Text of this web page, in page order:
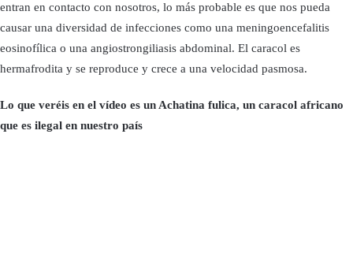
entran en contacto con nosotros, lo más probable es que nos pueda
causar una diversidad de infecciones como una meningoencefalitis
eosinofílica o una angiostrongiliasis abdominal. El caracol es
hermafrodita y se reproduce y crece a una velocidad pasmosa.
Lo que veréis en el vídeo es un Achatina fulica, un caracol africano
que es ilegal en nuestro país